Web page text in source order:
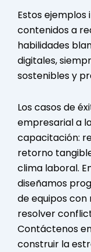
Estos
contenidos a
habilidades
digitales,
sostenibles y
Los casos de
empresarial a
capacitación:
retorno
clima laboral.
diseñamos
de equipos
resolver
Contáctenos
construir la